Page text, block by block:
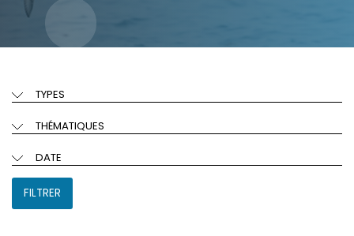
TYPES
THÉMATIQUES
DATE
FILTRER